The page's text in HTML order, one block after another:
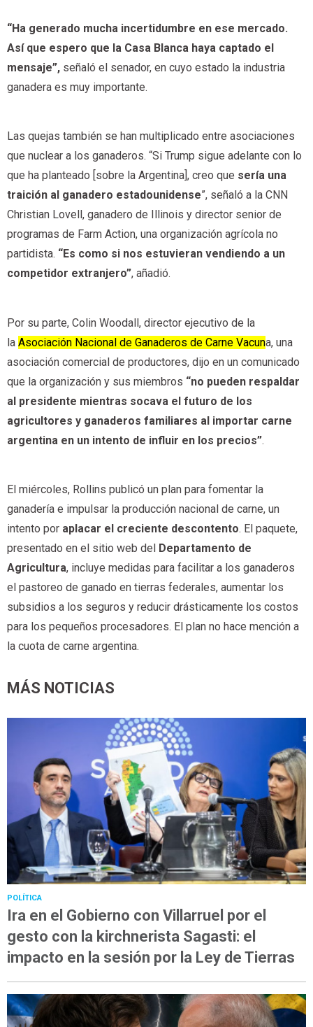
“Ha generado mucha incertidumbre en ese mercado.
Así que espero que la Casa Blanca haya captado el
mensaje”, señaló el senador, en cuyo estado la industria
ganadera es muy importante.
Las quejas también se han multiplicado entre asociaciones
que nuclear a los ganaderos. “Si Trump sigue adelante con lo
que ha planteado [sobre la Argentina], creo que sería una
traición al ganadero estadounidense”, señaló a la CNN
Christian Lovell, ganadero de Illinois y director senior de
programas de Farm Action, una organización agrícola no
partidista. “Es como si nos estuvieran vendiendo a un
competidor extranjero”, añadió.
Por su parte, Colin Woodall, director ejecutivo de la
la Asociación Nacional de Ganaderos de Carne Vacuna, una
asociación comercial de productores, dijo en un comunicado
que la organización y sus miembros “no pueden respaldar
al presidente mientras socava el futuro de los
agricultores y ganaderos familiares al importar carne
argentina en un intento de influir en los precios”.
El miércoles, Rollins publicó un plan para fomentar la
ganadería e impulsar la producción nacional de carne, un
intento por aplacar el creciente descontento. El paquete,
presentado en el sitio web del
Departamento de
Agricultura, incluye medidas para facilitar a los ganaderos
el pastoreo de ganado en tierras federales, aumentar los
subsidios a los seguros y reducir drásticamente los costos
para los pequeños procesadores. El plan no hace mención a
la cuota de carne argentina.
MÁS NOTICIAS
POLÍTICA
Ira en el Gobierno con Villarruel por el
gesto con la kirchnerista Sagasti: el
impacto en la sesión por la Ley de Tierras